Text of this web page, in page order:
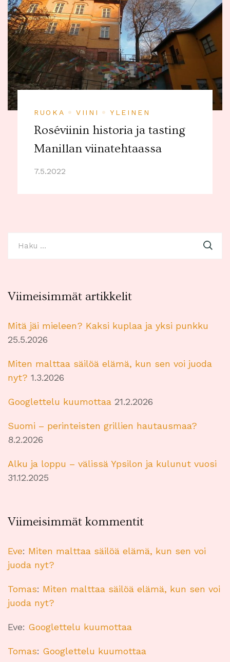
RUOKA VIINI YLEINEN
Roséviinin historia ja tasting
Manillan viinatehtaassa
7.5.2022
Viimeisimmät artikkelit
Mitä jäi mieleen? Kaksi kuplaa ja yksi punkku
25.5.2026
Miten malttaa säilöä elämä, kun sen voi juoda
nyt? 1.3.2026
Googlettelu kuumottaa 21.2.2026
Suomi – perinteisten grillien hautausmaa?
8.2.2026
Alku ja loppu – välissä Ypsilon ja kulunut vuosi
31.12.2025
Viimeisimmät kommentit
Eve: Miten malttaa säilöä elämä, kun sen voi
juoda nyt?
Tomas: Miten malttaa säilöä elämä, kun sen voi
juoda nyt?
Eve: Googlettelu kuumottaa
Tomas: Googlettelu kuumottaa